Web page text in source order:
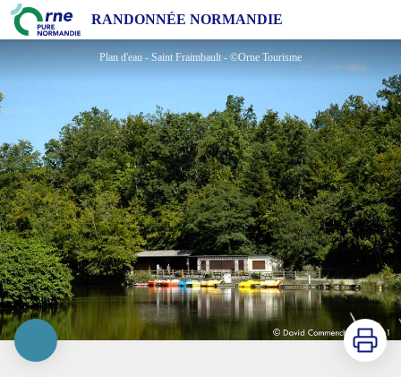
RANDONNÉE NORMANDIE
Plan d'eau de Saint-Fraimbault
Plan d'eau - Saint Fraimbault - ©Orne Tourisme
Imprimer